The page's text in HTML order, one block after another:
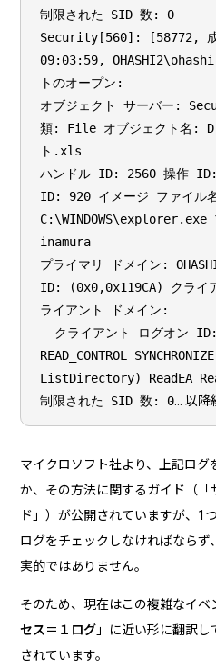
制限された SID 数: 0
Security[560]: [58772, 成
09:03:59,
トのオープン:
オブジェクト サーバー:
類: File オブジェクト名:
ト.xls
ハンドル ID: 2560 操作
ID: 920 イメージ ファイル
C:\WINDOWS\explorer.exe
inamura
プライマリ ドメイン:
ID: (0x0,0x119CA) クライ
ライアント ドメイン:
- クライアント ログオン
READ_CONTROL
ListDirectory) ReadEA
制限された SID 数: 0 … 以降
マイクロソフト社より、上記ロ
か、その方法に関するガイド（「
ド」）が公開されていますが、1
ログをチェックしなければなら
実的ではありません。
そのため、現在はこの複雑なイベ
セス＝１ログ 」に近い形に翻訳
されています。